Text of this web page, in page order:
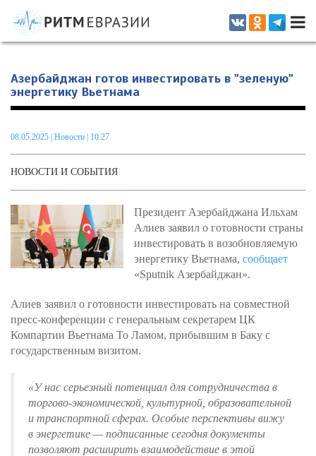
Информационно-аналитическое издание, посвященное актуальным
проблемам интеграции на постсоветском пространстве
Азербайджан готов инвестировать в "зеленую"
энергетику Вьетнама
08.05.2025 Новости | 10.27
НОВОСТИ И СОБЫТИЯ
Президент Азербайджана Ильхам
Алиев заявил о готовности страны
инвестировать в возобновляемую
энергетику Вьетнама, сообщает
«Sputnik Азербайджан».
Алиев заявил о готовности инвестировать на совместной
пресс-конференции с генеральным секретарем ЦК
Компартии Вьетнама То Ламом, прибывшим в Баку с
государственным визитом.
«У нас серьезный потенциал для сотрудничества в
торгово-экономической, культурной, образовательной
и транспортной сферах. Особые перспективы вижу
в энергетике — подписанные сегодня документы
позволяют расширить взаимодействие в этой